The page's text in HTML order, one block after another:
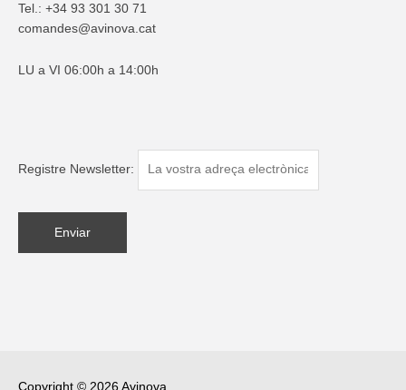
Tel.: +34 93 301 30 71
comandes@avinova.cat
LU a VI 06:00h a 14:00h
Registre Newsletter:
Copyright © 2026 Avinova